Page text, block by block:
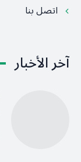
اتصل بنا
آخر الأخبار